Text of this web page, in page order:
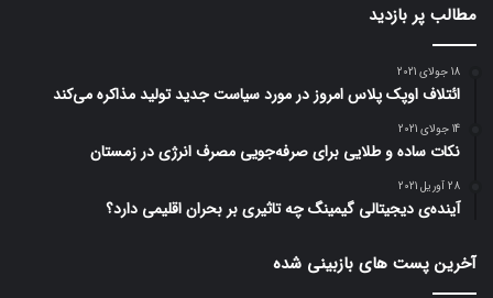
مطالب پر بازدید
18 جولای 2021
ائتلاف اوپک پلاس امروز در مورد سیاست جدید تولید مذاکره می‌کند
14 جولای 2021
نکات ساده و طلایی برای صرفه‌جویی مصرف انرژی در زمستان
28 آوریل 2021
آینده‌ی دیجیتالی گیمینگ چه تاثیری بر بحران اقلیمی دارد؟
آخرین پست های بازبینی شده